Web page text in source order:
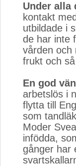
Under alla
kontakt
utbildade i
de har inte
vården och
frukt och
En god vän
arbetslös i
flytta till
som
Moder
infödda,
gånger har